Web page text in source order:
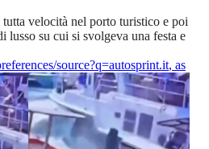
velocità nel porto turistico e poi
lusso su cui si svolgeva una festa e
source?q=autosprint.it, as